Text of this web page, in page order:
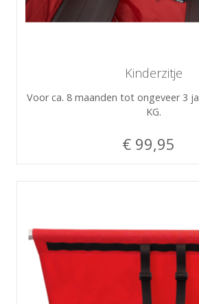
Kinderzitje
Voor ca. 8 maanden tot ongeveer 3
KG.
€ 99,95